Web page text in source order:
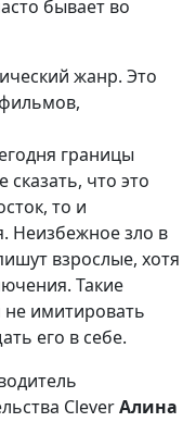
бывает во
жанр. Это
границы
что это
то и
Неизбежное зло в
взрослые, хотя
Такие
имитировать
его в себе.
CleverАлина